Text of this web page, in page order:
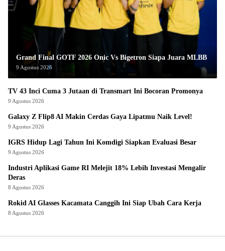
Grand Final GOTF 2026 Onic Vs Bigetron Siapa Juara MLBB
9 Agustus 2026
TV 43 Inci Cuma 3 Jutaan di Transmart Ini Bocoran Promonya
9 Agustus 2026
Galaxy Z Flip8 AI Makin Cerdas Gaya Lipatmu Naik Level!
9 Agustus 2026
IGRS Hidup Lagi Tahun Ini Komdigi Siapkan Evaluasi Besar
9 Agustus 2026
Industri Aplikasi Game RI Melejit 18% Lebih Investasi Mengalir
Deras
8 Agustus 2026
Rokid AI Glasses Kacamata Canggih Ini Siap Ubah Cara Kerja
8 Agustus 2026